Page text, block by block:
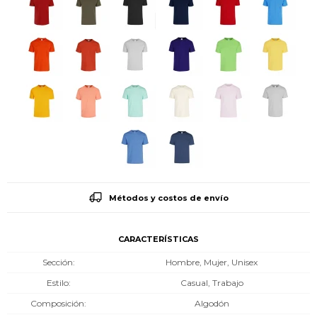
Métodos y costos de envío
CARACTERÍSTICAS
Sección
Hombre, Mujer, Unisex
Estilo
Casual, Trabajo
Composición
Algodón